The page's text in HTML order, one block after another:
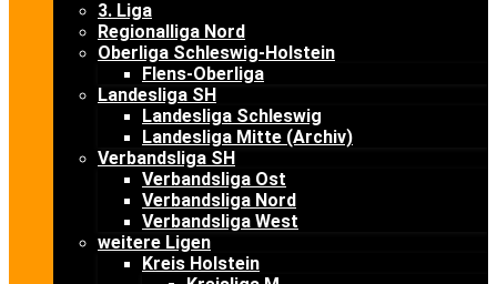
3. Liga
Regionalliga Nord
Oberliga Schleswig-Holstein
Flens-Oberliga
Landesliga SH
Landesliga Schleswig
Landesliga Mitte (Archiv)
Verbandsliga SH
Verbandsliga Ost
Verbandsliga Nord
Verbandsliga West
weitere Ligen
Kreis Holstein